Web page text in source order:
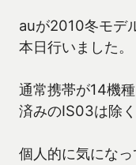
auが2010冬モデ
本日行いました。
通常携帯が14機
済みのIS03は除く
個人的に気にな